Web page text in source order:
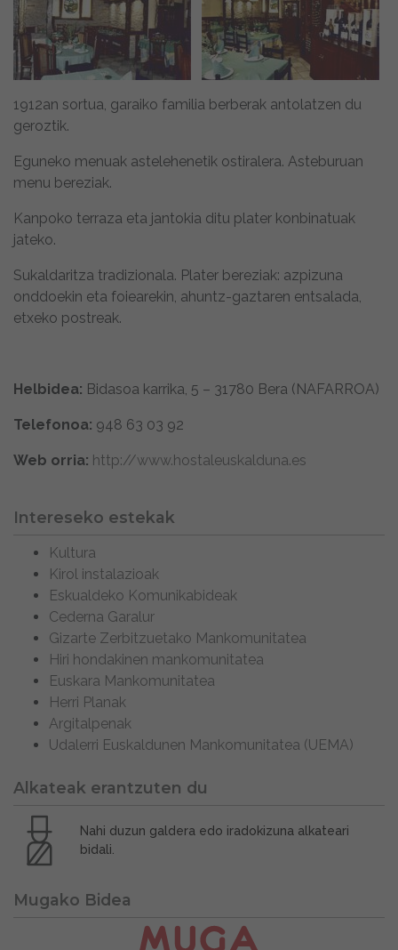
1912an sortua, garaiko familia berberak antolatzen du
geroztik.
Eguneko menuak astelehenetik ostiralera. Asteburuan
menu bereziak.
Kanpoko terraza eta jantokia ditu plater konbinatuak
jateko.
Sukaldaritza tradizionala. Plater bereziak: azpizuna
onddoekin eta foiearekin, ahuntz-gaztaren entsalada,
etxeko postreak.
Helbidea: Bidasoa karrika, 5 – 31780 Bera (NAFARROA)
Telefonoa: 948 63 03 92
Web orria: http://www.hostaleuskalduna.es
Intereseko estekak
Kultura
Kirol instalazioak
Eskualdeko Komunikabideak
Cederna Garalur
Gizarte Zerbitzuetako Mankomunitatea
Hiri hondakinen mankomunitatea
Euskara Mankomunitatea
Herri Planak
Argitalpenak
Udalerri Euskaldunen Mankomunitatea (UEMA)
Alkateak erantzuten du
Nahi duzun galdera edo iradokizuna alkateari
bidali.
Mugako Bidea